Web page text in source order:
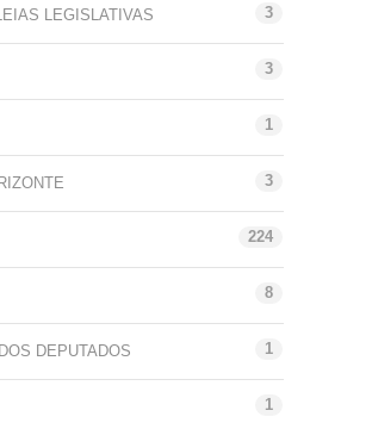
LEGISLATIVAS 3
3
1
3
224
8
DEPUTADOS 1
1